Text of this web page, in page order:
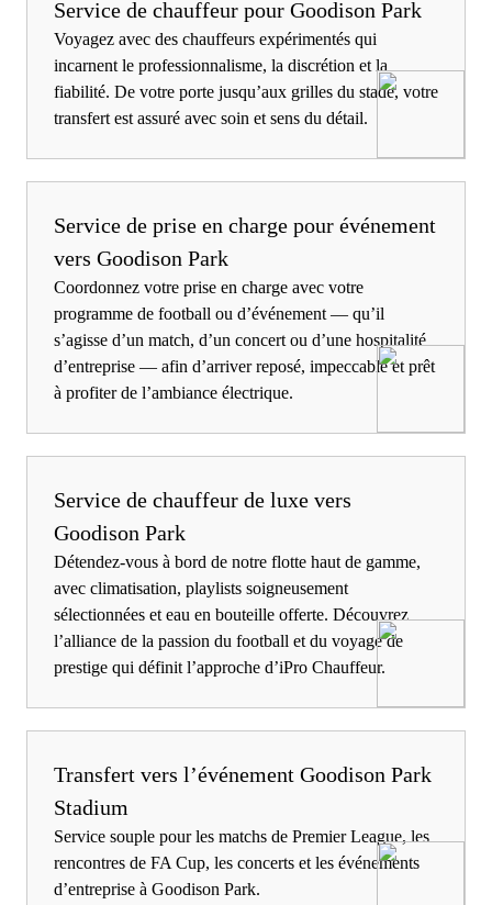
Service de chauffeur pour Goodison Park
Voyagez avec des chauffeurs expérimentés qui
incarnent le professionnalisme, la discrétion et la
fiabilité. De votre porte jusqu’aux grilles du stade, votre
transfert est assuré avec soin et sens du détail.
Service de prise en charge pour événement
vers Goodison Park
Coordonnez votre prise en charge avec votre
programme de football ou d’événement — qu’il
s’agisse d’un match, d’un concert ou d’une hospitalité
d’entreprise — afin d’arriver reposé, impeccable et prêt
à profiter de l’ambiance électrique.
Service de chauffeur de luxe vers
Goodison Park
Détendez-vous à bord de notre flotte haut de gamme,
avec climatisation, playlists soigneusement
sélectionnées et eau en bouteille offerte. Découvrez
l’alliance de la passion du football et du voyage de
prestige qui définit l’approche d’iPro Chauffeur.
Transfert vers l’événement Goodison Park
Stadium
Service souple pour les matchs de Premier League, les
rencontres de FA Cup, les concerts et les événements
d’entreprise à Goodison Park.